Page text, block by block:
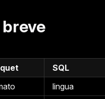
SQL
lingua